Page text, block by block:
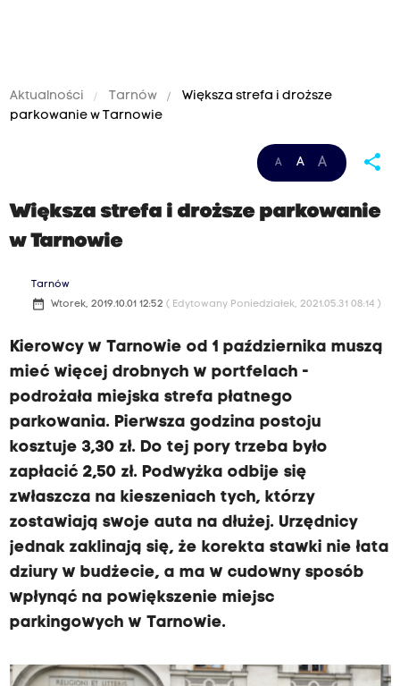
Aktualności Tarnów
Większa strefa i droższe
parkowanie w Tarnowie
A A A share
Większa strefa i droższe parkowanie
w Tarnowie
Tarnów
date_range Wtorek, 2019.10.01 12:52 ( Edytowany Poniedziałek, 2021.05.31 08:14 )
Kierowcy w Tarnowie od 1 października muszą
mieć więcej drobnych w portfelach -
podrożała miejska strefa płatnego
parkowania. Pierwsza godzina postoju
kosztuje 3,30 zł. Do tej pory trzeba było
zapłacić 2,50 zł. Podwyżka odbije się
zwłaszcza na kieszeniach tych, którzy
zostawiają swoje auta na dłużej. Urzędnicy
jednak zaklinają się, że korekta stawki nie łata
dziury w budżecie, a ma w cudowny sposób
wpłynąć na powiększenie miejsc
parkingowych w Tarnowie.